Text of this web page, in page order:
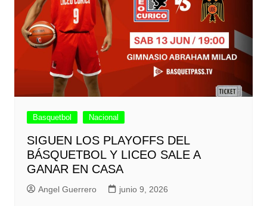
Basquetbol Nacional
SIGUEN LOS PLAYOFFS DEL
BÁSQUETBOL Y LICEO SALE A
GANAR EN CASA
Angel Guerrero junio 9, 2026